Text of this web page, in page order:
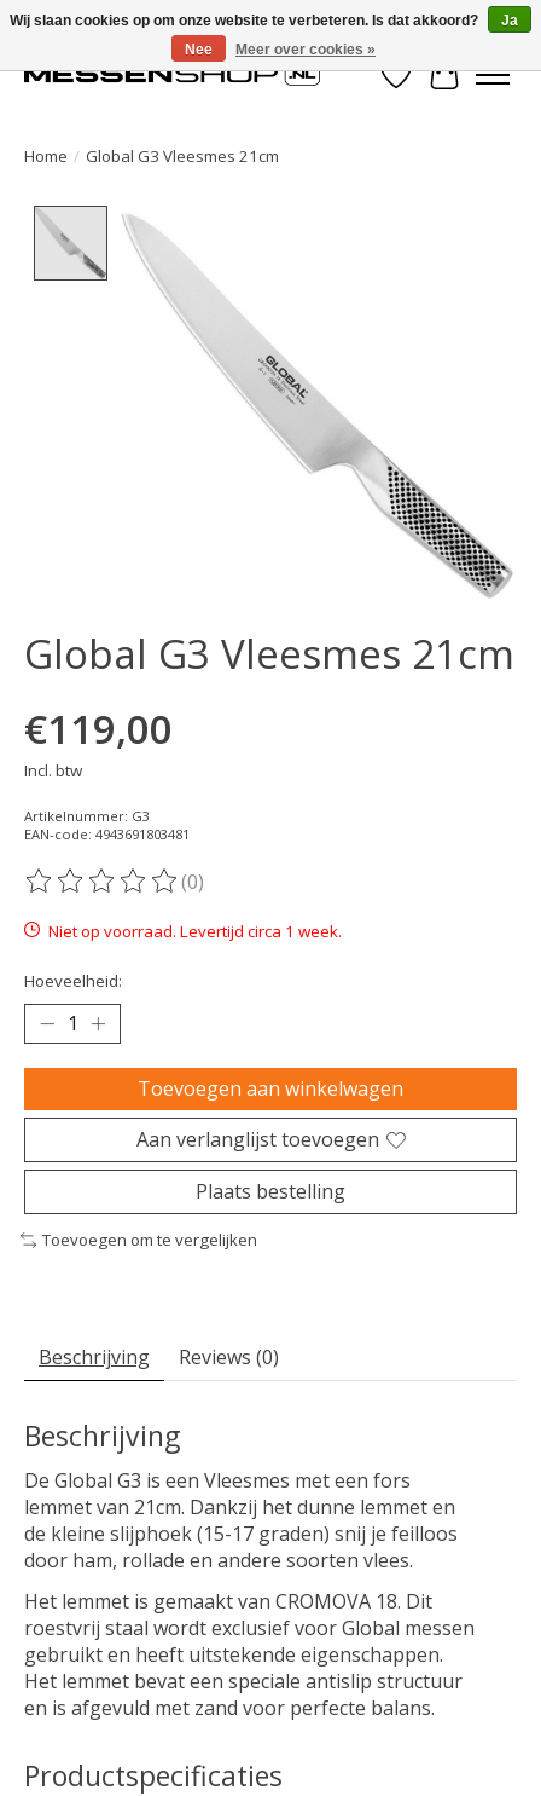
Verlanglijst
Home / Global G3 Vleesmes 21cm
Product image slideshow Items
Global G3 Vleesmes 21cm
€119,00
Incl. btw
Artikelnummer: G3
EAN-code: 4943691803481
De beoordeling van dit product is
(0)
Niet op voorraad. Levertijd circa 1 week.
Hoeveelheid:
Toevoegen aan winkelwagen
Aan verlanglijst toevoegen
Plaats bestelling
Toevoegen om te vergelijken
Beschrijving Reviews (0)
Beschrijving
De Global G3 is een Vleesmes met een fors
lemmet van 21cm. Dankzij het dunne lemmet en
de kleine slijphoek (15-17 graden) snij je feilloos
door ham, rollade en andere soorten vlees.
Het lemmet is gemaakt van CROMOVA 18. Dit
roestvrij staal wordt exclusief voor Global messen
gebruikt en heeft uitstekende eigenschappen.
Het lemmet bevat een speciale antislip structuur
en is afgevuld met zand voor perfecte balans.
Productspecificaties
Wij slaan cookies op om onze website te verbeteren. Is dat akkoord?
Ja
Nee
Meer over cookies »